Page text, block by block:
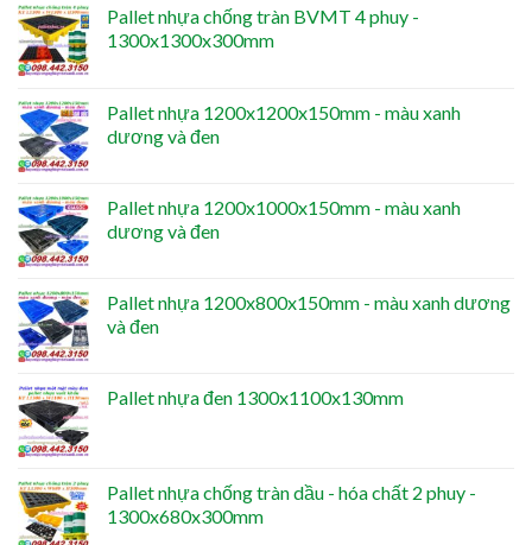
Pallet nhựa chống tràn BVMT 4 phuy -
1300x1300x300mm
Pallet nhựa 1200x1200x150mm - màu xanh
dương và đen
Pallet nhựa 1200x1000x150mm - màu xanh
dương và đen
Pallet nhựa 1200x800x150mm - màu xanh dương
và đen
Pallet nhựa đen 1300x1100x130mm
Pallet nhựa chống tràn dầu - hóa chất 2 phuy -
1300x680x300mm